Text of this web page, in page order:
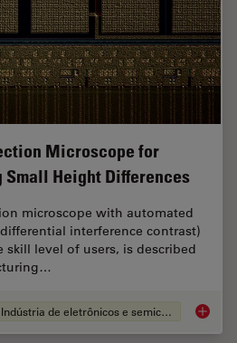
Microscope for
Small Height Differences
microscope with automated
interference contrast)
level of users, is described
Indústria de eletrônicos e semicondutores 6-Inch